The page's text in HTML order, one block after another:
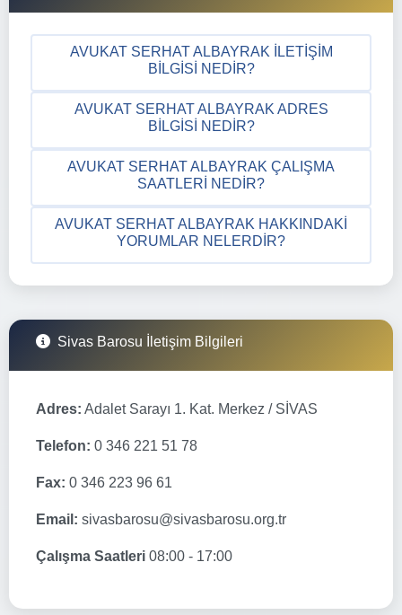
AVUKAT SERHAT ALBAYRAK İLETIŞIM
BILGISI NEDIR?
AVUKAT SERHAT ALBAYRAK ADRES
BILGISI NEDIR?
AVUKAT SERHAT ALBAYRAK ÇALIŞMA
SAATLERI NEDIR?
AVUKAT SERHAT ALBAYRAK HAKKINDAKI
YORUMLAR NELERDIR?
Sivas Barosu İletişim Bilgileri
Adres: Adalet Sarayı 1. Kat. Merkez / SİVAS
Telefon: 0 346 221 51 78
Fax: 0 346 223 96 61
Email: sivasbarosu@sivasbarosu.org.tr
Çalışma Saatleri 08:00 - 17:00